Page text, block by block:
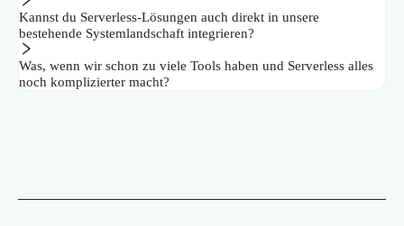
Kannst du Serverless-Lösungen auch direkt in unsere
bestehende Systemlandschaft integrieren?
Was, wenn wir schon zu viele Tools haben und Serverless alles
noch komplizierter macht?